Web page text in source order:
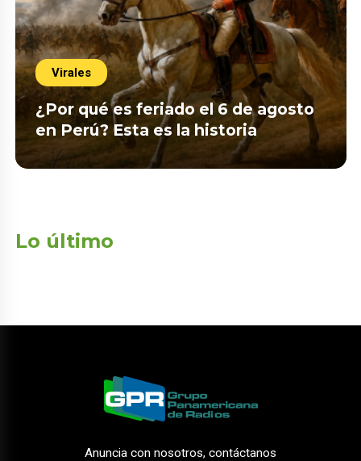
Virales
¿Por qué es feriado el 6 de agosto
en Perú? Esta es la historia
Lo último
Anuncia con nosotros, contáctanos